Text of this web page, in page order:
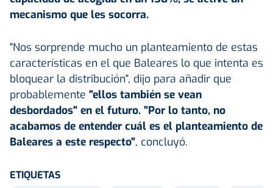
mecanismo que les socorra.
"Nos sorprende mucho un planteamiento de estas
características en el que Baleares lo que intenta es
bloquear la distribución", dijo para añadir que
probablemente "ellos también se vean
desbordados" en el futuro. "Por lo tanto, no
acabamos de entender cuál es el planteamiento de
Baleares a este respecto", concluyó.
ETIQUETAS